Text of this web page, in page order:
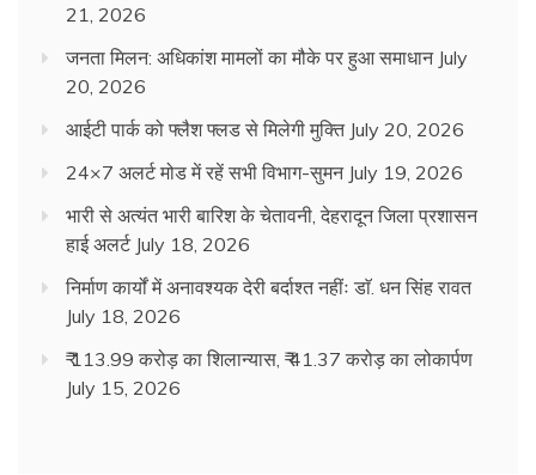
21, 2026
जनता मिलन: अधिकांश मामलों का मौके पर हुआ समाधान July
20, 2026
आईटी पार्क को फ्लैश फ्लड से मिलेगी मुक्ति July 20, 2026
24×7 अलर्ट मोड में रहें सभी विभाग-सुमन July 19, 2026
भारी से अत्यंत भारी बारिश के चेतावनी, देहरादून जिला प्रशासन
हाई अलर्ट July 18, 2026
निर्माण कार्यों में अनावश्यक देरी बर्दाश्त नहींः डाॅ. धन सिंह रावत
July 18, 2026
₹ 113.99 करोड़ का शिलान्यास, ₹ 41.37 करोड़ का लोकार्पण
July 15, 2026